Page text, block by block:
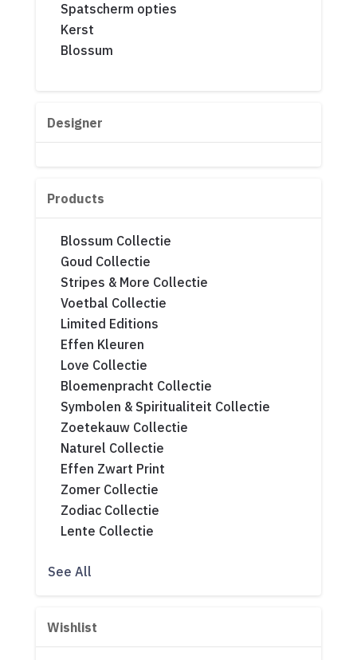
Spatscherm opties
Kerst
Blossum
Designer
Products
Blossum Collectie
Goud Collectie
Stripes & More Collectie
Voetbal Collectie
Limited Editions
Effen Kleuren
Love Collectie
Bloemenpracht Collectie
Symbolen & Spiritualiteit Collectie
Zoetekauw Collectie
Naturel Collectie
Effen Zwart Print
Zomer Collectie
Zodiac Collectie
Lente Collectie
See All
Wishlist